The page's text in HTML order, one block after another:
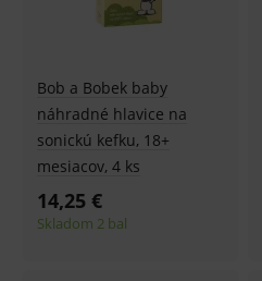
Bob a Bobek baby
náhradné hlavice na
sonickú kefku, 18+
mesiacov, 4 ks
14,25 €
Skladom 2 bal